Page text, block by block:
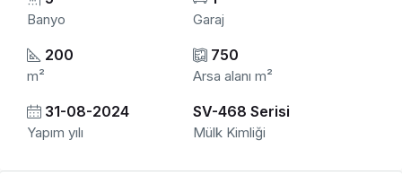
Banyo Garaj
200
m²
750
Arsa alanı m²
31-08-2024
Yapım yılı
SV-468 Serisi
Mülk Kimliği